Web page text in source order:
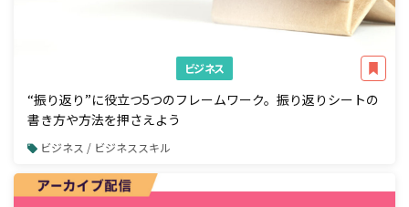
ビジネス
“振り返り”に役立つ5つのフレームワーク。振り返りシートの
書き方や方法を押さえよう
ビジネス / ビジネススキル